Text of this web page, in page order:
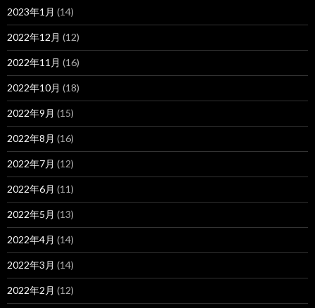
2023年1月 (14)
2022年12月 (12)
2022年11月 (16)
2022年10月 (18)
2022年9月 (15)
2022年8月 (16)
2022年7月 (12)
2022年6月 (11)
2022年5月 (13)
2022年4月 (14)
2022年3月 (14)
2022年2月 (12)